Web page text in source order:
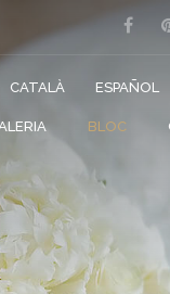
CATALÀ ESPAÑOL
BLOC